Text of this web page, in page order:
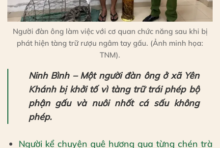
Người đàn ông làm việc với cơ quan chức năng sau khi bị
phát hiện tàng trữ rượu ngâm tay gấu. (Ảnh minh họa:
TNM).
Ninh Bình – Một người đàn ông ở xã Yên
Khánh bị khởi tố vì tàng trữ trái phép bộ
phận gấu và nuôi nhốt cá sấu không
phép.
Người kể chuyện quê hương qua từng chén trà